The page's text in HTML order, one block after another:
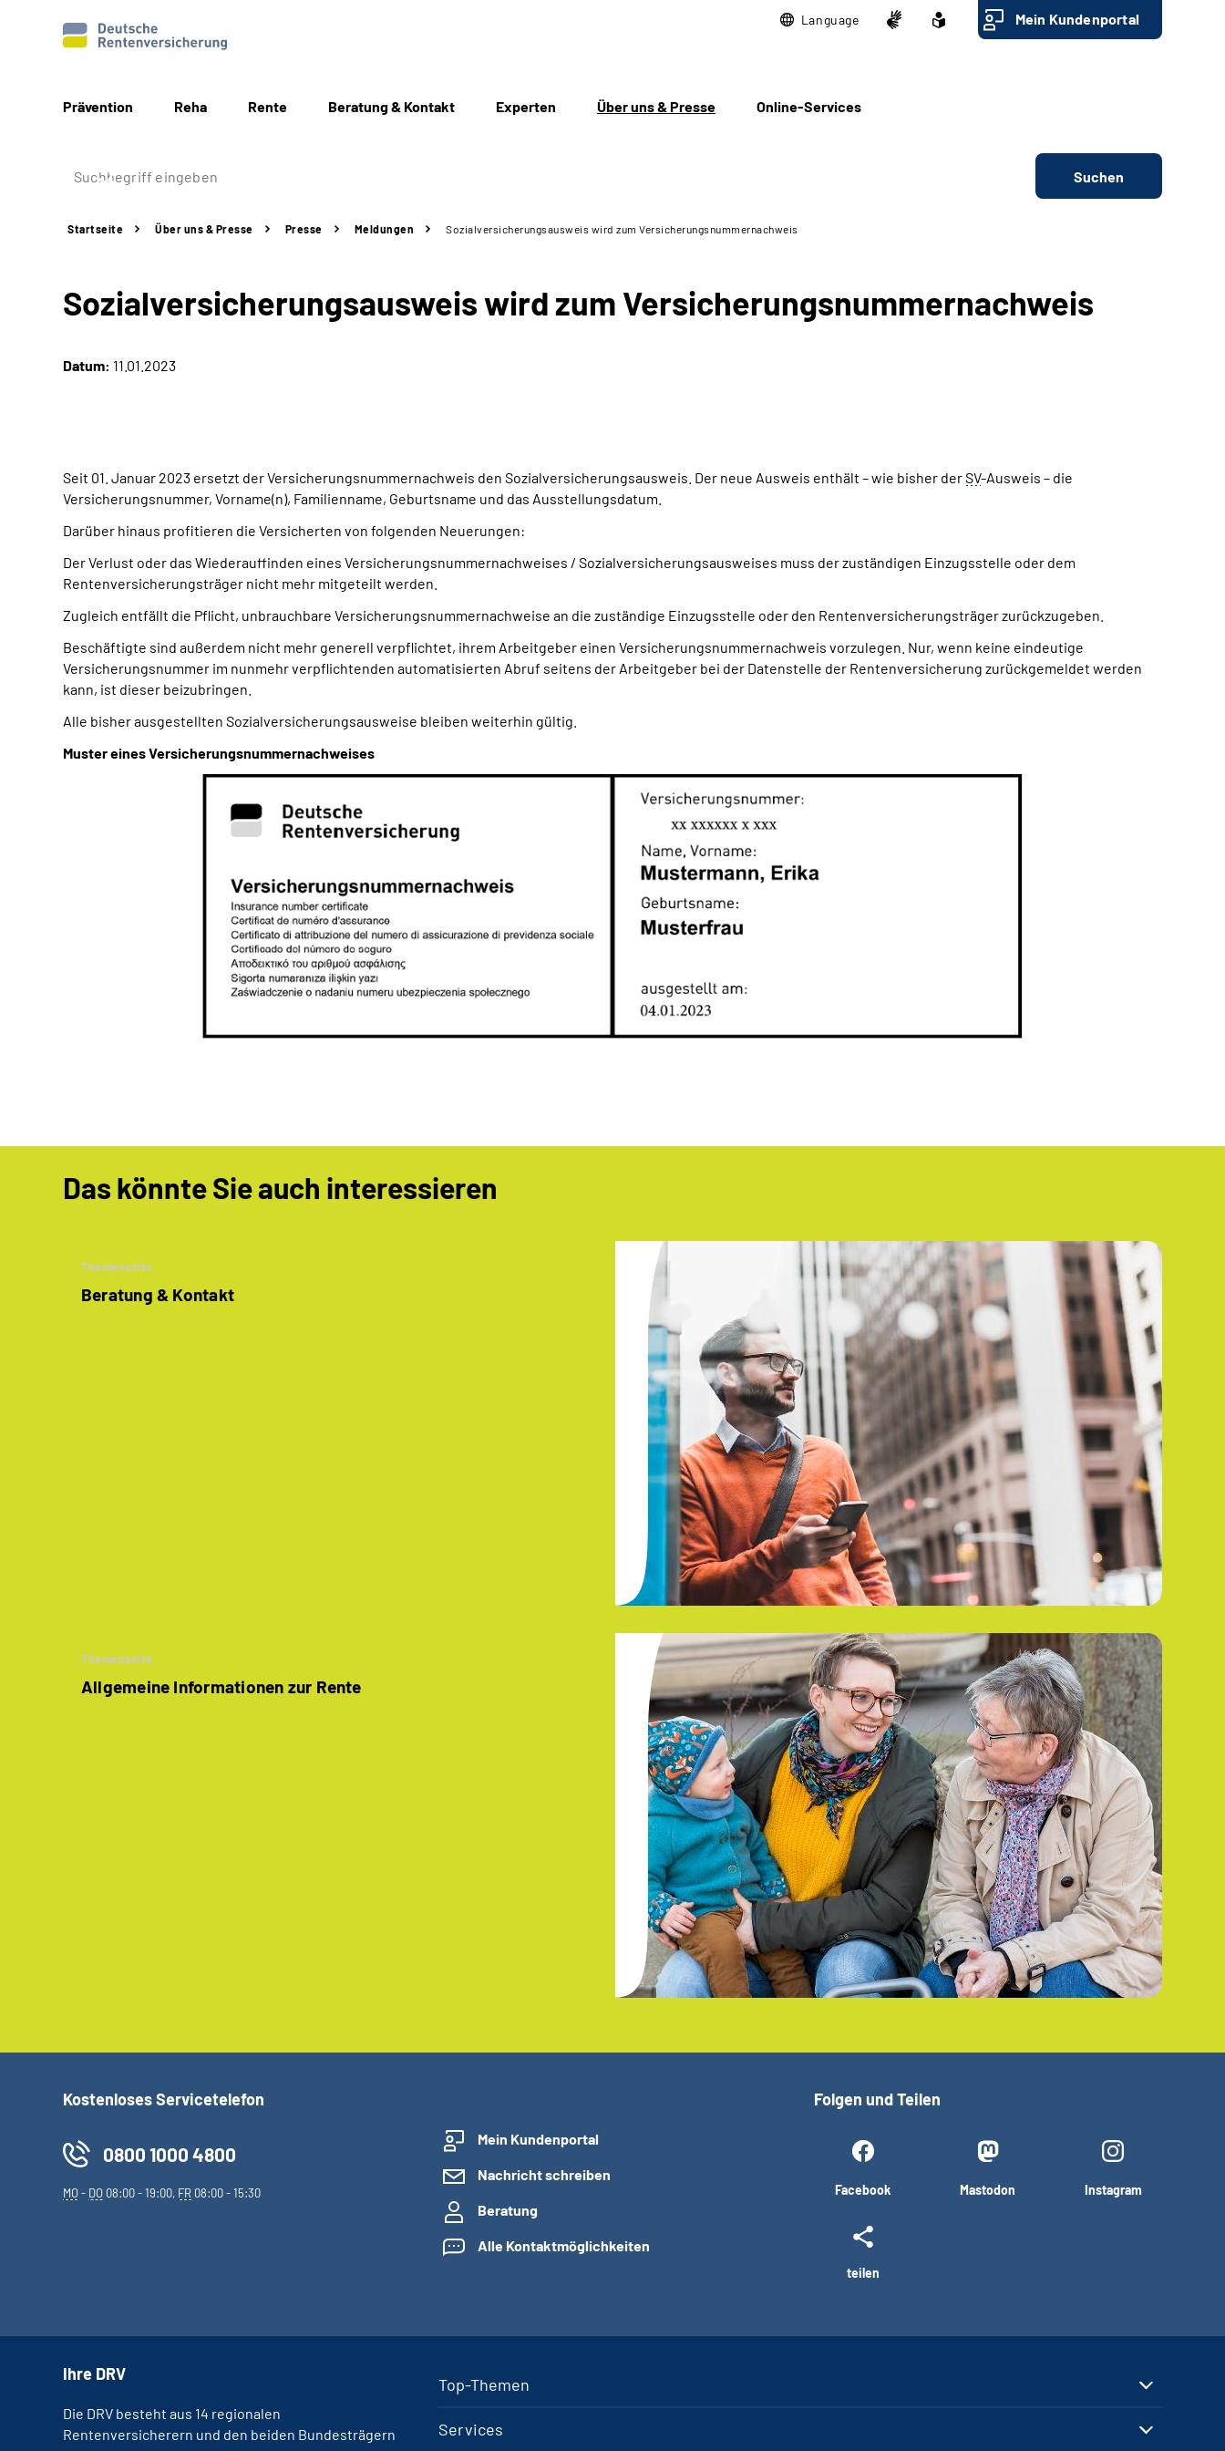
Language Mein Kundenportal
Prävention Reha Rente Beratung & Kontakt Experten Über uns & Presse Online-Services
Suchen
Startseite Über uns & Presse Presse Meldungen Sozialversicherungsausweis wird zum Versicherungsnummernachweis
Sozialversicherungsausweis wird zum Versicherungsnummernachweis
Datum: 11.01.2023
Seit 01. Januar 2023 ersetzt der Versicherungsnummernachweis den Sozialversicherungsausweis. Der neue Ausweis enthält – wie bisher derSV-Ausweis – die
Versicherungsnummer, Vorname(n), Familienname, Geburtsname und das Ausstellungsdatum.
Darüber hinaus profitieren die Versicherten von folgenden Neuerungen:
Der Verlust oder das Wiederauffinden eines Versicherungsnummernachweises / Sozialversicherungsausweises muss der zuständigen Einzugsstelle oder dem
Rentenversicherungsträger nicht mehr mitgeteilt werden.
Zugleich entfällt die Pflicht, unbrauchbare Versicherungsnummernachweise an die zuständige Einzugsstelle oder den Rentenversicherungsträger zurückzugeben.
Beschäftigte sind außerdem nicht mehr generell verpflichtet, ihrem Arbeitgeber einen Versicherungsnummernachweis vorzulegen. Nur, wenn keine eindeutige
Versicherungsnummer im nunmehr verpflichtenden automatisierten Abruf seitens der Arbeitgeber bei der Datenstelle der Rentenversicherung zurückgemeldet werden
kann, ist dieser beizubringen.
Alle bisher ausgestellten Sozialversicherungsausweise bleiben weiterhin gültig.
Muster eines Versicherungsnummernachweises
Das könnte Sie auch interessieren
Themenseite
Beratung & Kontakt
Themenseite
Allgemeine Informationen zur Rente
Kostenloses Servicetelefon
0800 1000 4800
MO- DO 08:00 - 19:00, FR 08:00 - 15:30
Mein Kundenportal
Nachricht schreiben
Beratung
Alle Kontaktmöglichkeiten
Folgen und Teilen
Facebook Mastodon Instagram
teilen
Top-Themen
Services
Ihre DRV
Die DRV besteht aus 14 regionalen
Rentenversicherern und den beiden Bundesträgern